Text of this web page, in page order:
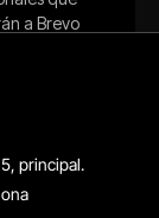
principal.